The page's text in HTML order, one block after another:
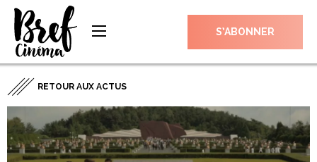
S’ABONNER
RETOUR AUX ACTUS